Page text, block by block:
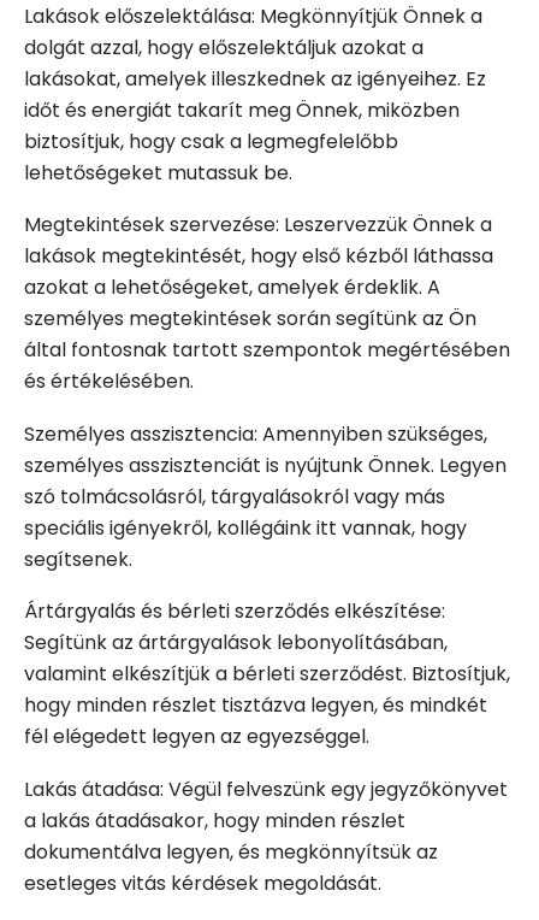
Lakások előszelektálása: Megkönnyítjük Önnek a
dolgát azzal, hogy előszelektáljuk azokat a
lakásokat, amelyek illeszkednek az igényeihez. Ez
időt és energiát takarít meg Önnek, miközben
biztosítjuk, hogy csak a legmegfelelőbb
lehetőségeket mutassuk be.
Megtekintések szervezése: Leszervezzük Önnek a
lakások megtekintését, hogy első kézből láthassa
azokat a lehetőségeket, amelyek érdeklik. A
személyes megtekintések során segítünk az Ön
által fontosnak tartott szempontok megértésében
és értékelésében.
Személyes asszisztencia: Amennyiben szükséges,
személyes asszisztenciát is nyújtunk Önnek. Legyen
szó tolmácsolásról, tárgyalásokról vagy más
speciális igényekről, kollégáink itt vannak, hogy
segítsenek.
Ártárgyalás és bérleti szerződés elkészítése:
Segítünk az ártárgyalások lebonyolításában,
valamint elkészítjük a bérleti szerződést. Biztosítjuk,
hogy minden részlet tisztázva legyen, és mindkét
fél elégedett legyen az egyezséggel.
Lakás átadása: Végül felveszünk egy jegyzőkönyvet
a lakás átadásakor, hogy minden részlet
dokumentálva legyen, és megkönnyítsük az
esetleges vitás kérdések megoldását.